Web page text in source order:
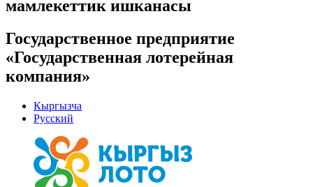
мамлекеттик ишканасы
Государственное предприятие
«Государственная лотерейная
компания»
Кыргызча
Русский